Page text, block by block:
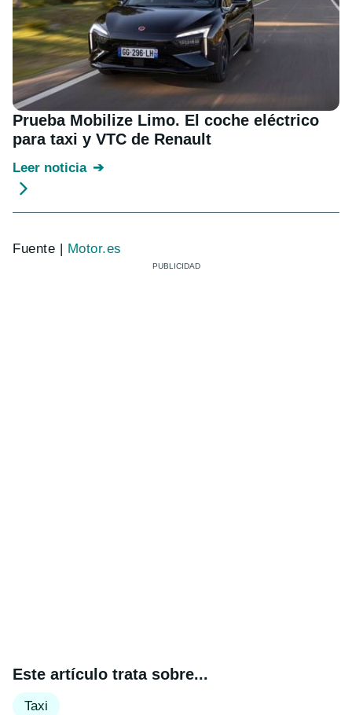
Prueba Mobilize Limo. El coche eléctrico
para taxi y VTC de Renault
Leer noticia
Fuente | Motor.es
Este artículo trata sobre...
Taxi